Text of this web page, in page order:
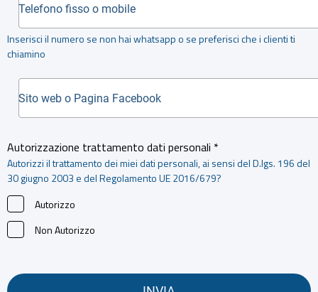
Inserisci il numero se non hai whatsapp o se preferisci che i clienti ti
chiamino
Autorizzazione trattamento dati personali *
Autorizzi il trattamento dei miei dati personali, ai sensi del D.lgs. 196 del
30 giugno 2003 e del Regolamento UE 2016/679?
Autorizzo
Non Autorizzo